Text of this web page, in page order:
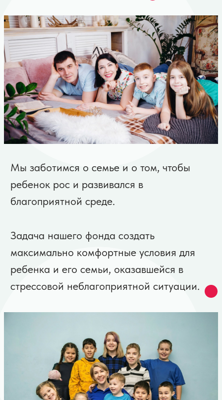
различную
материальную
помощь для детского
хосписа,
специализированных
школ и учреждений
для детей-сирот,
реабилитационного
центра города
дорогостоящих
медицинских аппаратов
приобретено
10
более
детям оплачена курсовая
400